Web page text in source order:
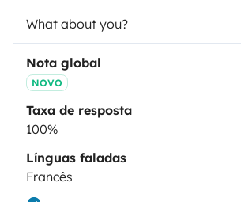
What about you?
Nota global
NOVO
Taxa de resposta
100%
Línguas faladas
Francês